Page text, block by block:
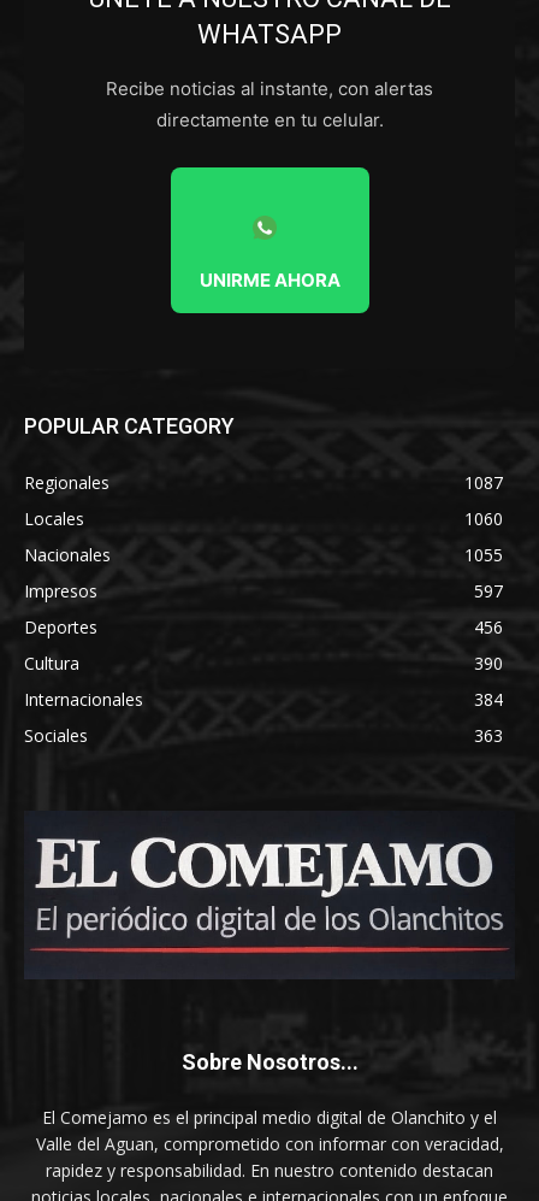
WHATSAPP
Recibe noticias al instante, con alertas
directamente en tu celular.
UNIRME AHORA
POPULAR CATEGORY
Regionales
1087
Locales
1060
Nacionales
1055
Impresos
597
Deportes
456
Cultura
390
Internacionales
384
Sociales
363
Sobre Nosotros...
El Comejamo es el principal medio digital de Olanchito y el
Valle del Aguan, comprometido con informar con veracidad,
rapidez y responsabilidad. En nuestro contenido destacan